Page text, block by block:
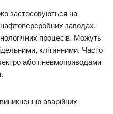
застосовуються на
нафтопереробних заводах,
процесів. Можуть
клітинними. Часто
або пневмоприводами
аварійних